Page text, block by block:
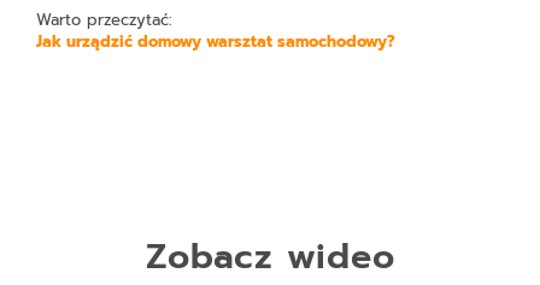
Warto przeczytać:
Jak urządzić domowy warsztat samochodowy?
Zobacz wideo